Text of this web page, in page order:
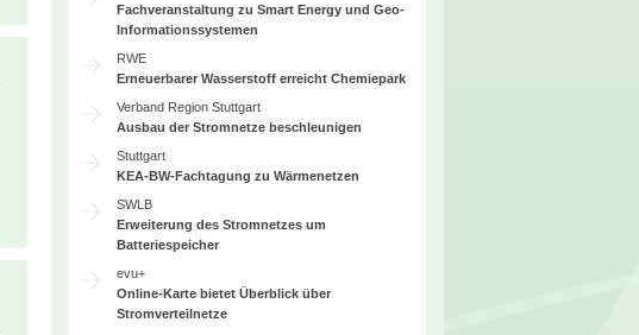
Fachveranstaltung zu Smart Energy und Geo-
Informationssystemen
RWE
Erneuerbarer Wasserstoff erreicht Chemiepark
Verband Region Stuttgart
Ausbau der Stromnetze beschleunigen
Stuttgart
KEA-BW-Fachtagung zu Wärmenetzen
SWLB
Erweiterung des Stromnetzes um
Batteriespeicher
evu+
Online-Karte bietet Überblick über
Stromverteilnetze